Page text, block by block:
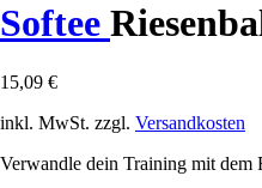
Softee
15,09 €
inkl. MwSt. zzgl. Versandkosten
Verwandle dein Training mit dem